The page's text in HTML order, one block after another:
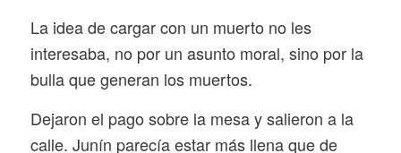
La idea de cargar con un muerto no les
interesaba, no por un asunto moral, sino por la
bulla que generan los muertos.
Dejaron el pago sobre la mesa y salieron a la
calle. Junín parecía estar más llena que de